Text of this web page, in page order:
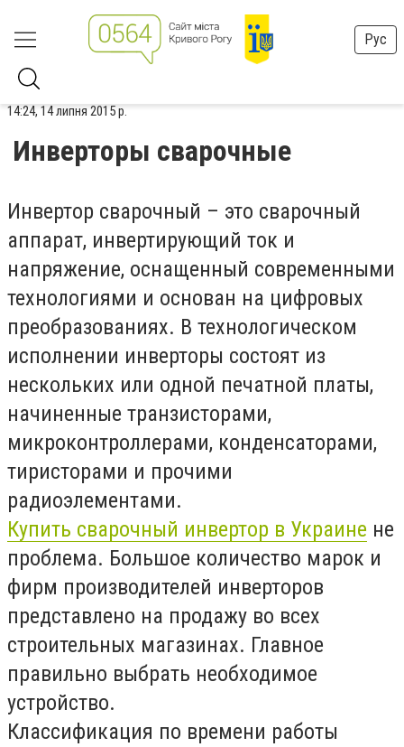
Рус
14:24, 14 липня 2015 р.
Инверторы сварочные
Инвертор сварочный – это сварочный
аппарат, инвертирующий ток и
напряжение, оснащенный современными
технологиями и основан на цифровых
преобразованиях. В технологическом
исполнении инверторы состоят из
нескольких или одной печатной платы,
начиненные транзисторами,
микроконтроллерами, конденсаторами,
тиристорами и прочими
радиоэлементами.
Купить сварочный инвертор в Украине не
проблема. Большое количество марок и
фирм производителей инверторов
представлено на продажу во всех
строительных магазинах. Главное
правильно выбрать необходимое
устройство.
Классификация по времени работы